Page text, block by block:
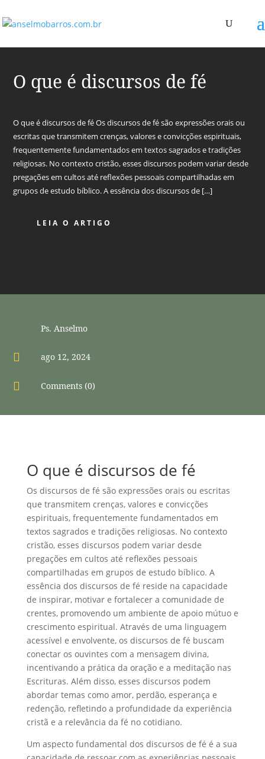
O que é discursos de fé
O que é discursos de fé Os discursos de fé são expressões orais ou
escritas que transmitem crenças, valores e convicções espirituais,
frequentemente fundamentados em textos sagrados e tradições
religiosas. No contexto cristão, esses discursos podem variar desde
pregações em cultos até reflexões pessoais compartilhadas em
grupos de estudo bíblico. A essência dos discursos de […]
LEIA O ARTIGO
Ps. Anselmo
 ago 12, 2024
 Comments (0)
O que é discursos de fé
Os discursos de fé são expressões orais ou escritas
que transmitem crenças, valores e convicções
espirituais, frequentemente fundamentados em
textos sagrados e tradições religiosas. No contexto
cristão, esses discursos podem variar desde
pregações em cultos até reflexões pessoais
compartilhadas em grupos de estudo bíblico. A
essência dos discursos de fé reside na capacidade
de inspirar, motivar e fortalecer a comunidade de
crentes, promovendo um ambiente de apoio mútuo e
crescimento espiritual. Através de uma linguagem
acessível e envolvente, os discursos de fé buscam
conectar os ouvintes com a mensagem divina,
incentivando a prática da oração e a meditação nas
Escrituras. Além disso, esses discursos podem
abordar temas como amor, perdão, esperança e
redenção, refletindo a profundidade da experiência
cristã e a relevância da fé no cotidiano.
Um aspecto fundamental dos discursos de fé é a sua